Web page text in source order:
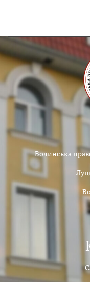
Волинська